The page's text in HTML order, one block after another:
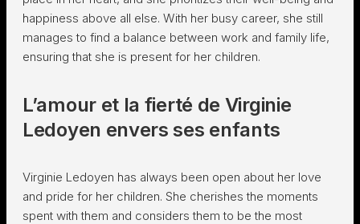
happiness above all else. With her busy career, she still
manages to find a balance between work and family life,
ensuring that she is present for her children.
L’amour et la fierté de Virginie
Ledoyen envers ses enfants
Virginie Ledoyen has always been open about her love
and pride for her children. She cherishes the moments
spent with them and considers them to be the most